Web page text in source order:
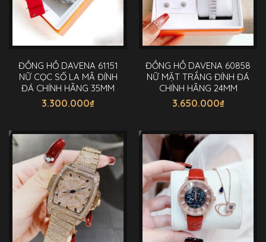
ĐỒNG HỒ DAVENA 61151
NỮ CỌC SỐ LA MÃ ĐÍNH
ĐÁ CHÍNH HÃNG 35MM
3.300.000₫
ĐỒNG HỒ DAVENA 60858
NỮ MẶT TRẮNG ĐÍNH ĐÁ
CHÍNH HÃNG 24MM
3.650.000₫